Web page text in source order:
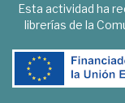
Esta actividad ha
librerías de la